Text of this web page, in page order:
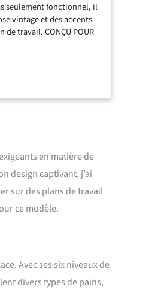
seulement fonctionnel, il
vintage et des accents
travail. CONÇU POUR
vos envies de
de se battre pour enlever
aux toasts
un toast optimal à
MULTI FONCTIONS :
? Ce grille-pain 2
C'est comme si vous
en matière de
design captivant, j’ai
sur des plans de travail
ce modèle.
Avec ses six niveaux de
divers types de pains,